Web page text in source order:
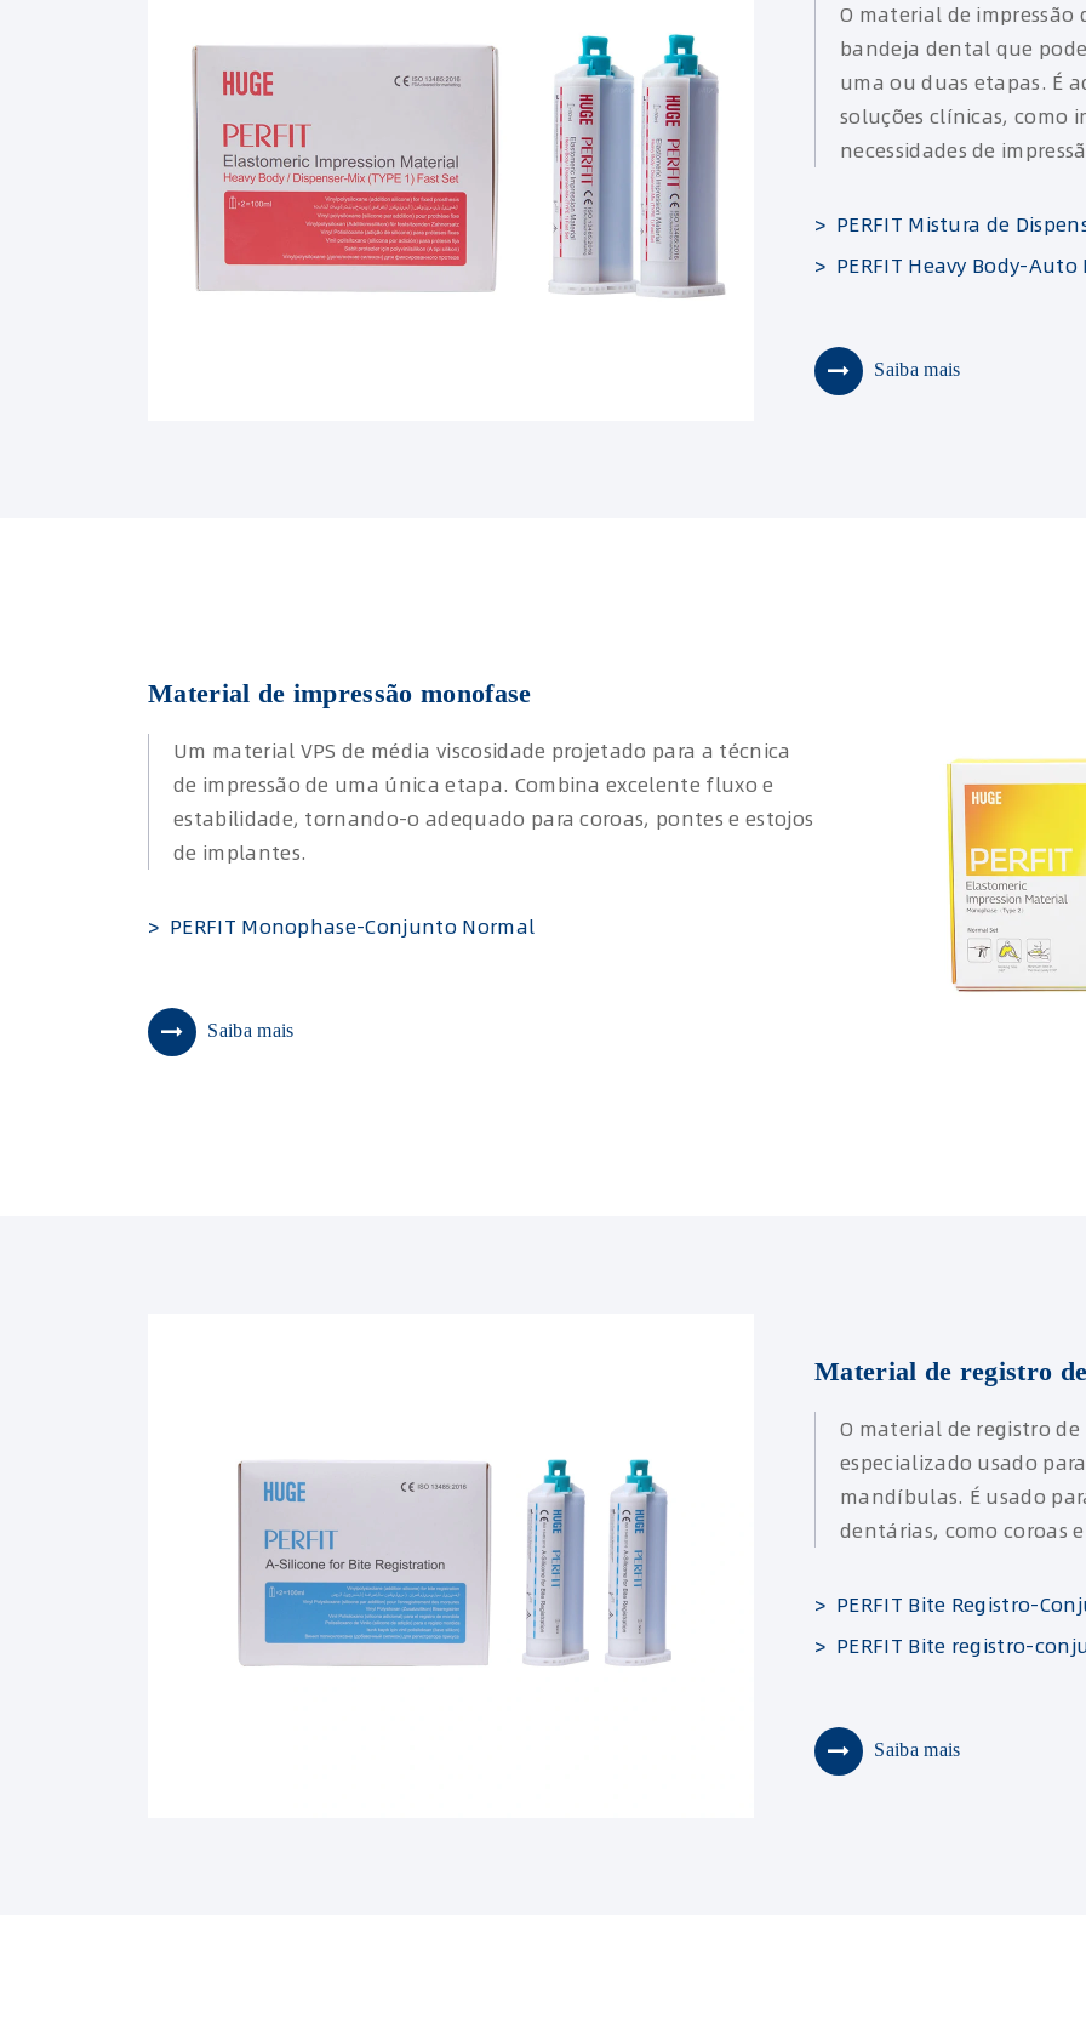
O material de impressão
bandeja dental que
uma ou duas etapas. É
soluções clínicas, como
necessidades de
> PERFIT Mistura de
> PERFIT Heavy Body-Auto
Saiba mais
Material de impressão monofase
Um material VPS de média viscosidade projetado para a técnica
de impressão de uma única etapa. Combina excelente fluxo e
estabilidade, tornando-o adequado para coroas, pontes e estojos
de implantes.
> PERFIT Monophase-Conjunto Normal
Saiba mais
Material de registro
O material de registro
especializado usado
mandíbulas. É usado
dentárias, como coroas
> PERFIT Bite Registro-
> PERFIT Bite registro-
Saiba mais